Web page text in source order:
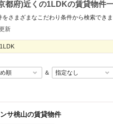
都府)近くの1LDKの賃貸物件
をさまざまなこだわり条件から検索できま
新
1LDK
＆
サ桃山の賃貸物件